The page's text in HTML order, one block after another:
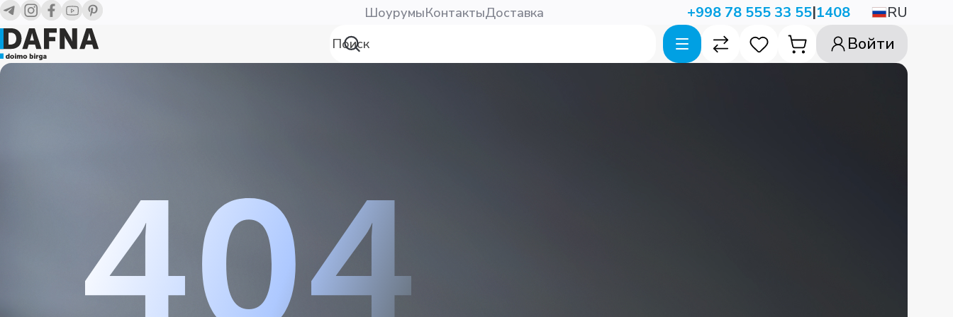
ШоурумыКонтактыДоставка +998 78 555 33 55|1408 RU
Войти